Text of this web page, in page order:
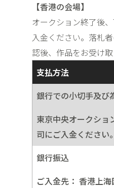
【香港の会場】
オークション終了後
入金ください。落札
認後、作品をお受け取
支払方法
銀行での小切手及び
東京中央オークショ
司にご入金ください。
銀行振込
ご入金先： 香港上